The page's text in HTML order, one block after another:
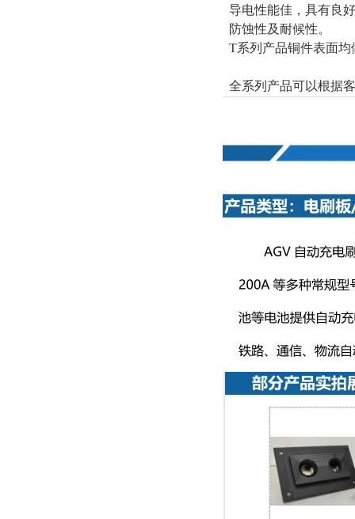
导电性能佳，具有良
防蚀性及耐候性。
T系列产品铜件表面均
全系列产品可以根据